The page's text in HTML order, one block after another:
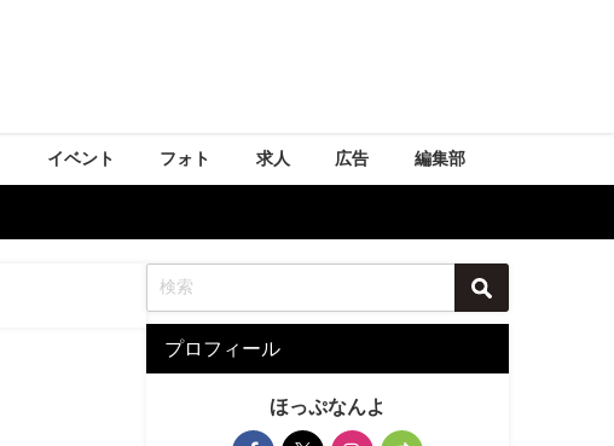
イベント フォト 求人 広告 編集部
プロフィール
ほっぷなんよ